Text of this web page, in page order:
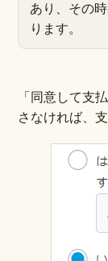
あり、その
ります。
「同意して支
さなければ、